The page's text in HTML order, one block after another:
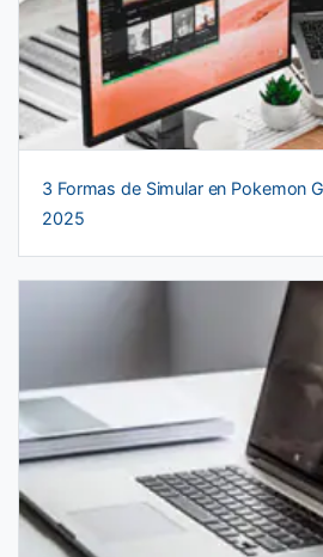
3 Formas de Simular en Pokemon
2025